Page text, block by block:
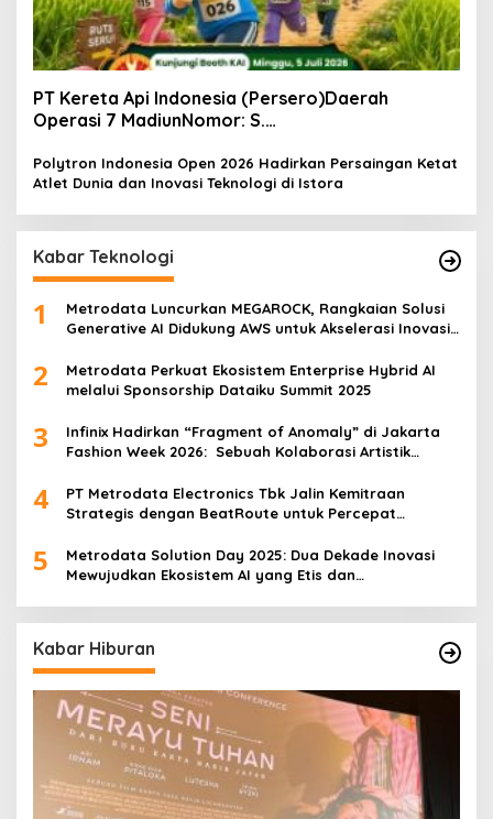
PT Kereta Api Indonesia (Persero)Daerah
Operasi 7 MadiunNomor: S.
Polytron Indonesia Open 2026 Hadirkan Persaingan Ketat
Atlet Dunia dan Inovasi Teknologi di Istora
Kabar Teknologi
1
Metrodata Luncurkan MEGAROCK, Rangkaian Solusi
Generative AI Didukung AWS untuk Akselerasi Inovasi
2
Metrodata Perkuat Ekosistem Enterprise Hybrid AI
melalui Sponsorship Dataiku Summit 2025
3
Infinix Hadirkan “Fragment of Anomaly” di Jakarta
Fashion Week 2026: Sebuah Kolaborasi Artistik
Eksperimen Robotik ‘R.AT.S’ Lab
4
PT Metrodata Electronics Tbk Jalin Kemitraan
Strategis dengan BeatRoute untuk Percepat
5
Metrodata Solution Day 2025: Dua Dekade Inovasi
Mewujudkan Ekosistem AI yang Etis dan
Kabar Hiburan